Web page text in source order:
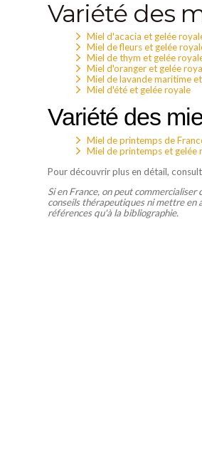
Variété des
Miel d'acacia et gelée
Miel de fleurs et gelée
Miel de thym et gelée
Miel d'oranger et gelée
Miel de lavande maritime
Miel d'été et gelée royale
Variété des
Miel de printemps de
Miel de printemps et gelée
Pour découvrir plus en détail,
Si en France, on peut
conseils thérapeutiques ni mettre en
références qu'à la bibliographie.